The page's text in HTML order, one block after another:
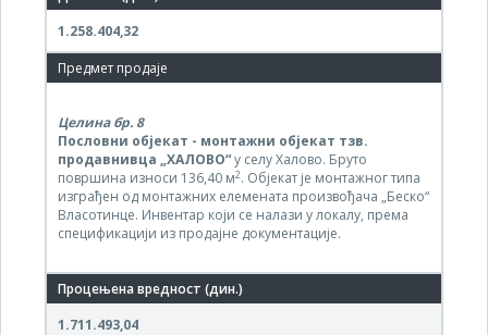
1.258.404,32
Целина бр. 8
Пословни објекат - монтажни објекат тзв.
продавнивца „ХАЛОВО“у селу Халово. Бруто
површина износи 136,40 м2. Објекат је монтажног типа
изграђен од монтажних елемената произвођача „Беско“
Власотинце. Инвентар који се налази у локалу, према
спецификацији из продајне документације.
1.711.493,04